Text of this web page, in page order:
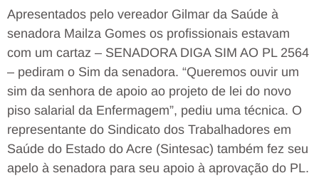
Apresentados pelo vereador Gilmar da Saúde à
senadora Mailza Gomes os profissionais estavam
com um cartaz – SENADORA DIGA SIM AO PL 2564
– pediram o Sim da senadora. “Queremos ouvir um
sim da senhora de apoio ao projeto de lei do novo
piso salarial da Enfermagem”, pediu uma técnica. O
representante do Sindicato dos Trabalhadores em
Saúde do Estado do Acre (Sintesac) também fez seu
apelo à senadora para seu apoio à aprovação do PL.